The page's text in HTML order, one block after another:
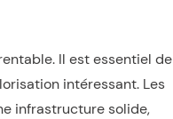
Il est essentiel de
intéressant. Les
infrastructure solide,